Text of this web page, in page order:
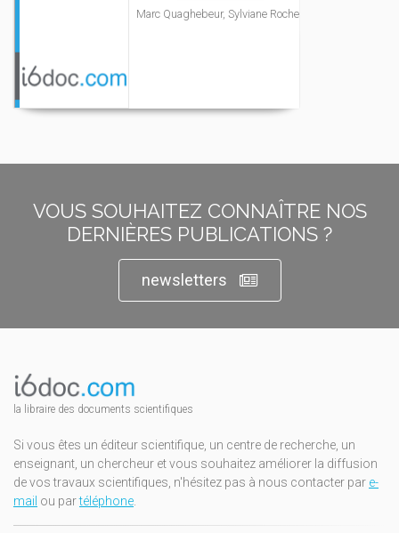
Marc Quaghebeur, Sylviane Roche
VOUS SOUHAITEZ CONNAÎTRE NOS
DERNIÈRES PUBLICATIONS ?
newsletters
la libraire des documents scientifiques
Si vous êtes un éditeur scientifique, un centre de recherche, un
enseignant, un chercheur et vous souhaitez améliorer la diffusion
de vos travaux scientifiques, n'hésitez pas à nous contacter par e-
mail ou partéléphone.